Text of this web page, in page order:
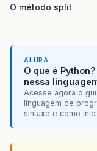
O método split
ALURA
O que é
nessa
Acesse agora o
linguagem de
sintaxe e como